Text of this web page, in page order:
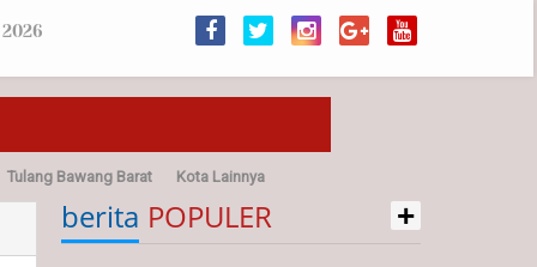
Tulang Bawang Barat Kota Lainnya
berita POPULER +